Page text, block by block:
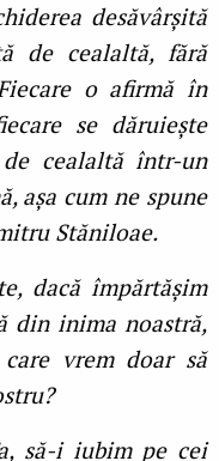
desăvârșită
de cealaltă, fără
o afirmă în
se dăruiește
cealaltă într-un
așa cum ne spune
Stăniloae.
dacă împărtășim
din inima noastră,
vrem doar să
să-i iubim pe cei